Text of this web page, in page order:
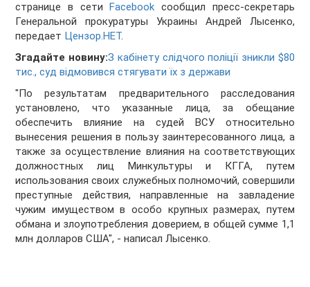
странице в сетиFacebook сообщил пресс-секретарь
Генеральной прокуратуры Украины Андрей Лысенко,
передает Цензор.НЕТ.
Згадайте новину:З кабінету слідчого поліції зникли $80
тис., суд відмовився стягувати їх з держави
"По результатам предварительного расследования
установлено, что указанные лица, за обещание
обеспечить влияние на судей ВСУ относительно
вынесения решения в пользу заинтересованного лица, а
также за осуществление влияния на соответствующих
должностных лиц Минкультуры и КГГА, путем
использования своих служебных полномочий, совершили
преступные действия, направленные на завладение
чужим имуществом в особо крупных размерах, путем
обмана и злоупотребления доверием, в общей сумме 1,1
млн долларов США", - написал Лысенко.